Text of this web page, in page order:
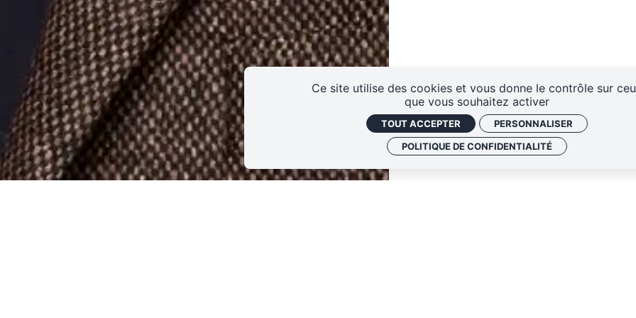
Ce site utilise des cookies et vous donne le contrôle sur
que vous souhaitez activer
TOUT ACCEPTER
PERSONNALISER
POLITIQUE DE CONFIDENTIALITÉ
Agenda Actualités Soutenir ProQuartet Vidéos des masterclasses
CONTACT INSCRIPTION INFOLETTRESPETITES ANNONCES